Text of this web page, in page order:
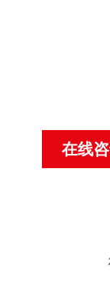
在线